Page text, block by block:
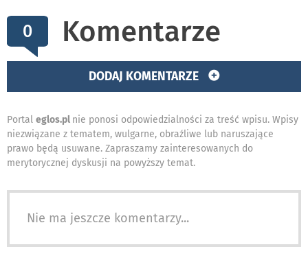
0 Komentarze
DODAJ KOMENTARZE
Portal eglos.pl nie ponosi odpowiedzialności za treść wpisu. Wpisy
niezwiązane z tematem, wulgarne, obraźliwe lub naruszające
prawo będą usuwane. Zapraszamy zainteresowanych do
merytorycznej dyskusji na powyższy temat.
Nie ma jeszcze komentarzy...